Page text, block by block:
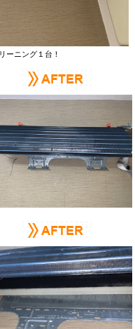
ーニング１台！